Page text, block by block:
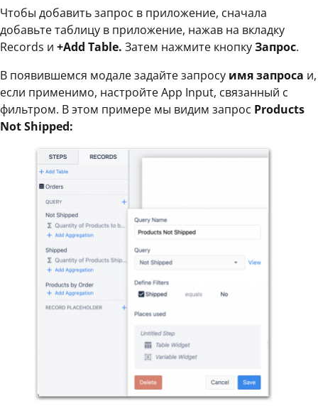
Чтобы добавить запрос в приложение, сначала
добавьте таблицу в приложение, нажав на вкладку
Records и +Add Table. Затем нажмите кнопкуЗапрос.
В появившемся модале задайте запросу имя запроса и,
если применимо, настройте App Input, связанный с
фильтром. В этом примере мы видим запрос Products
Not Shipped: